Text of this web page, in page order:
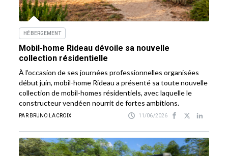
HÉBERGEMENT
Mobil-home Rideau dévoile sa nouvelle
collection résidentielle
À l’occasion de ses journées professionnelles organisées
début juin, mobil-home Rideau a présenté sa toute nouvelle
collection de mobil-homes résidentiels, avec laquelle le
constructeur vendéen nourrit de fortes ambitions.
PAR BRUNO LACROIX 11/06/2026